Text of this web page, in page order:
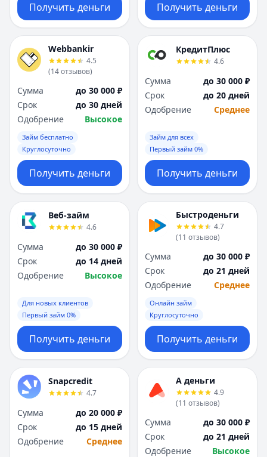
Получить деньги Получить деньги
Webbankir
4.5
(14отзывов)
Сумма
до 30 000 ₽
Срок
до 30 дней
Одобрение
Высокое
Займ бесплатно
Круглосуточно
Получить деньги
КредитПлюс
4.6
Сумма
до 30 000 ₽
Срок
до 20 дней
Одобрение
Среднее
Займ для всех
Первый займ 0%
Получить деньги
Веб-займ
4.6
Сумма
до 30 000 ₽
Срок
до 14 дней
Одобрение
Высокое
Для новых клиентов
Первый займ 0%
Получить деньги
Быстроденьги
4.7
(11 отзывов)
Сумма
до 30 000 ₽
Срок
до 21 дней
Одобрение
Среднее
Онлайн займ
Круглосуточно
Получить деньги
Snapcredit
4.7
Сумма
до 20 000 ₽
Срок
до 15 дней
Одобрение
Среднее
А деньги
4.9
(11 отзывов)
Сумма
до 30 000 ₽
Срок
до 21 дней
Одобрение
Высокое